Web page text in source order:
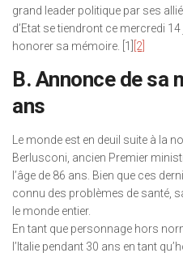
grand leader politique par ses
d’Etat se tiendront ce mercredi
honorer sa mémoire. [1]
[2]
B. Annonce de sa
ans
Le monde est en deuil suite à la
Berlusconi, ancien Premier
l’âge de 86 ans. Bien que ces
connu des problèmes de santé,
le monde entier.
En tant que personnage hors
l’Italie pendant 30 ans en tant